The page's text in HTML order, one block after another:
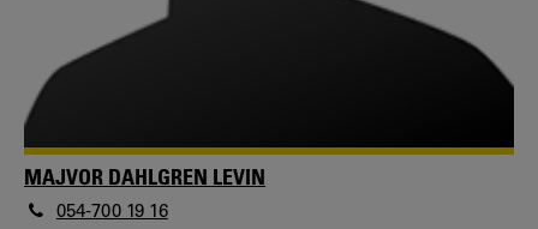
MAJVOR DAHLGREN LEVIN
054-700 19 16